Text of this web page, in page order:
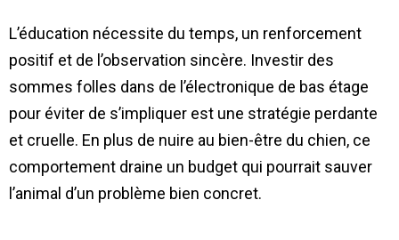
L’éducation nécessite du temps, un renforcement
positif et de l’observation sincère. Investir des
sommes folles dans de l’électronique de bas étage
pour éviter de s’impliquer est une stratégie perdante
et cruelle. En plus de nuire au bien-être du chien, ce
comportement draine un budget qui pourrait sauver
l’animal d’un problème bien concret.